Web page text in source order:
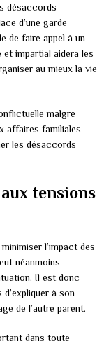
désaccords
d’une garde
de faire appel à un
et impartial aidera les
au mieux la vie
malgré
affaires familiales
les désaccords
tensions
l’impact des
néanmoins
Il est donc
à son
de l’autre parent.
dans toute